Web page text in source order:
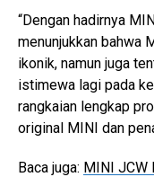
“Dengan hadirnya
menunjukkan bahwa
ikonik, namun juga
istimewa lagi pada
rangkaian lengkap
original MINI dan
Baca juga: MINI JCW